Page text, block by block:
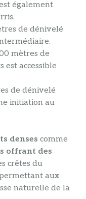
également
de dénivelé
mètres de
est accessible
de dénivelé
initiation au
denses comme
offrant des
crêtes du
aux
naturelle de la